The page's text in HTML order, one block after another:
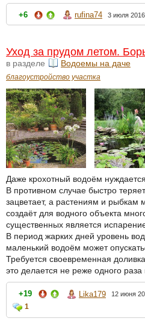
+6 rufina74 3 июля
Уход за прудом летом.
в разделе Водоемы на даче
благоустройство участка
Даже крохотный водоём
В противном случае быстро
зацветает, а растениям и рыбкам
создаёт для водного объекта
существенных является
В период жарких дней уровень
маленький водоём может
Требуется своевременная
это делается не реже одного
+19 Lika179 12 июня
1